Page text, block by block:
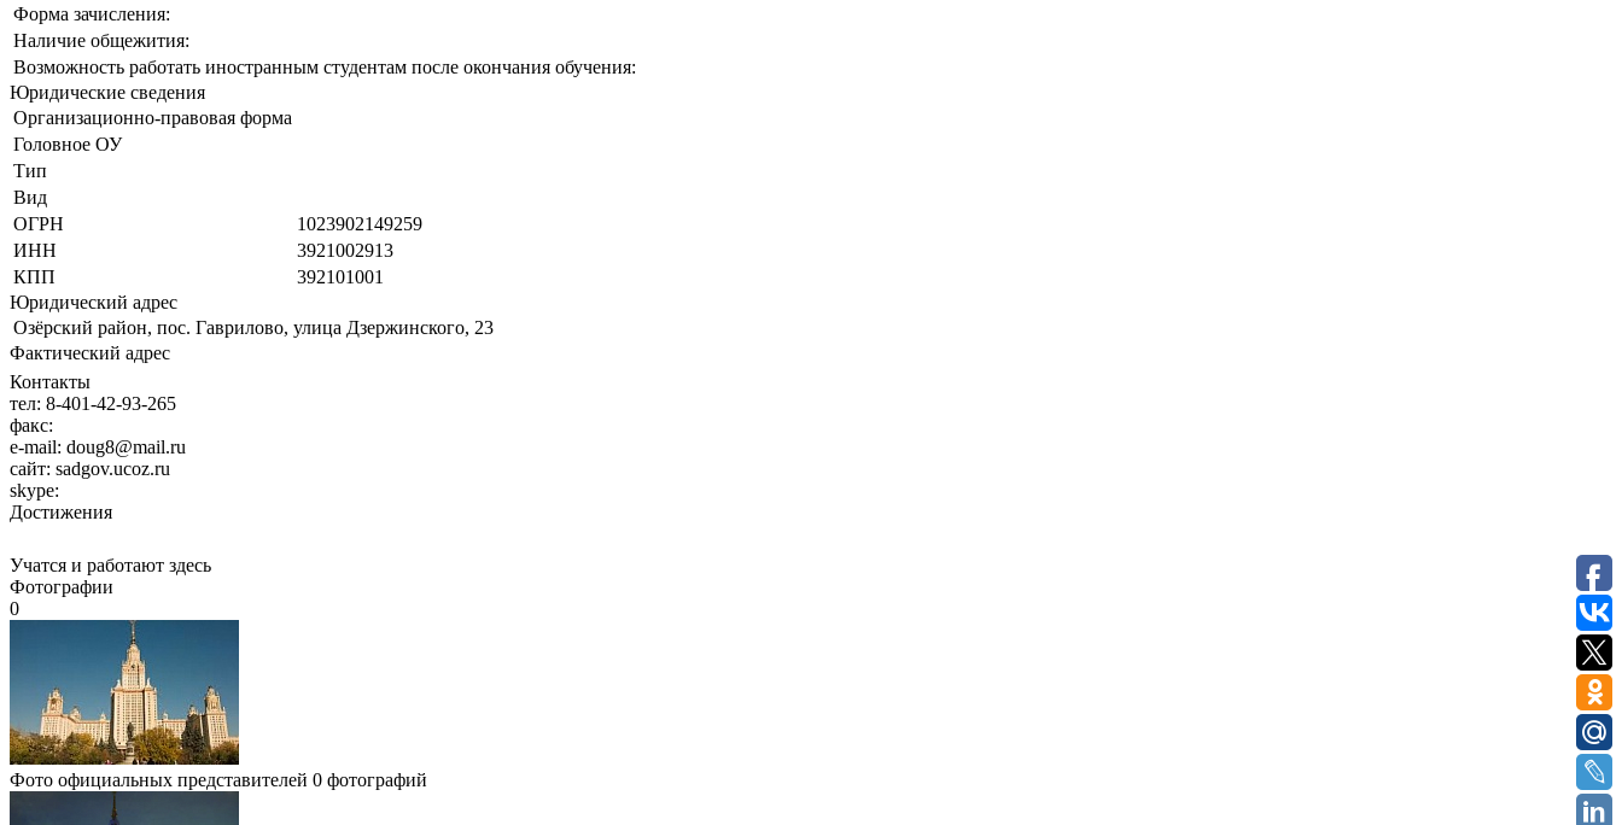
Форма зачисления:
Наличие общежития:
Возможность работать иностранным студентам после окончания обучения:
Юридические сведения
Организационно-правовая форма
Головное ОУ
Тип
Вид
ОГРН
1023902149259
ИНН
3921002913
КПП
392101001
Юридический адрес
Озёрский район, пос. Гаврилово, улица Дзержинского, 23
Фактический адрес
Контакты
тел: 8-401-42-93-265
факс:
e-mail: doug8@mail.ru
сайт: sadgov.ucoz.ru
skype:
Достижения
Учатся и работают здесь
Фотографии
0
Фото официальных представителей 0 фотографий